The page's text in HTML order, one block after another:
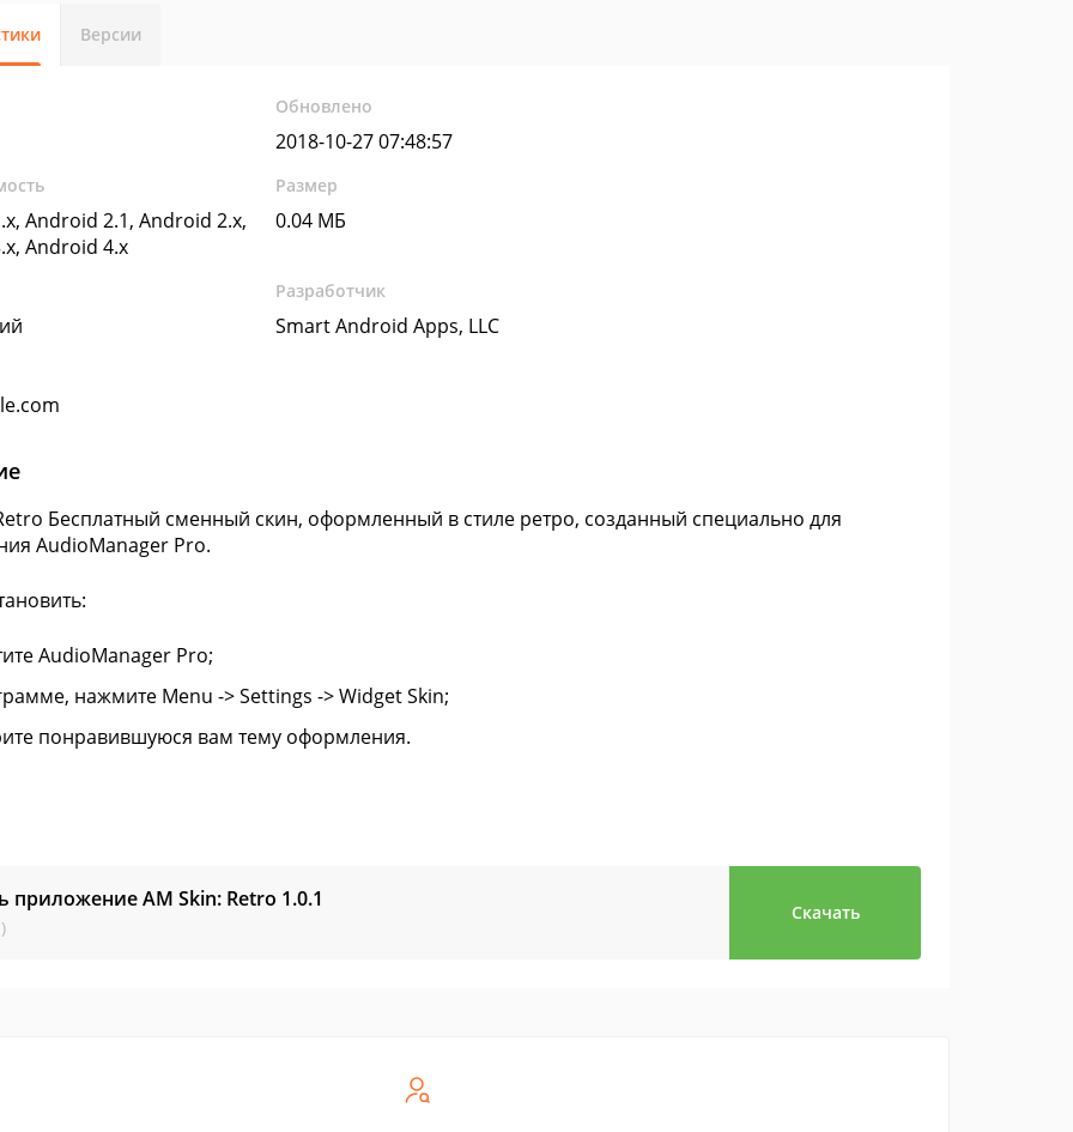
Версии
Обновлено
2018-10-27 07:48:57
Android 2.1, Android 2.x,
Android 4.x
Размер
0.04 МБ
Разработчик
Smart Android Apps, LLC
Бесплатный сменный скин, оформленный в стиле ретро, созданный специально для
AudioManager Pro.
AudioManager Pro;
нажмите Menu -> Settings -> Widget Skin;
понравившуюся вам тему оформления.
приложение AM Skin: Retro 1.0.1
Скачать